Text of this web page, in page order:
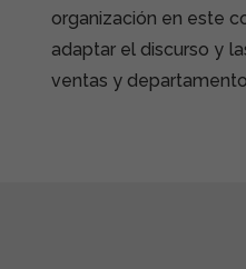
organización en este
adaptar el discurso y
ventas y